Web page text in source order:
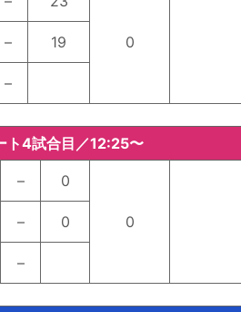
0
– 19
–
ト4試合目／12:25〜
– 0
0
– 0
–